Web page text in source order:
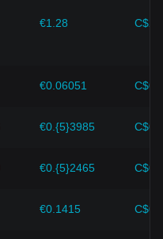
€1.28
€0.06051
€0.{5}3985
€0.{5}2465
€0.1415